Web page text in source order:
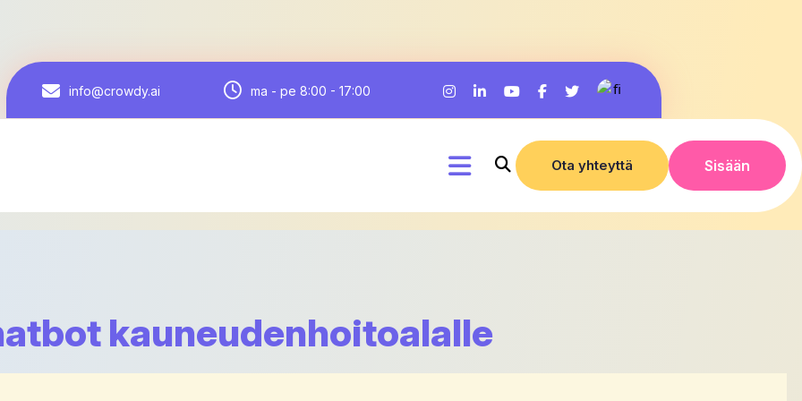
info@crowdy.ai ma - pe 8:00 - 17:00
Ota yhteyttä Sisään
kauneudenhoitoalalle